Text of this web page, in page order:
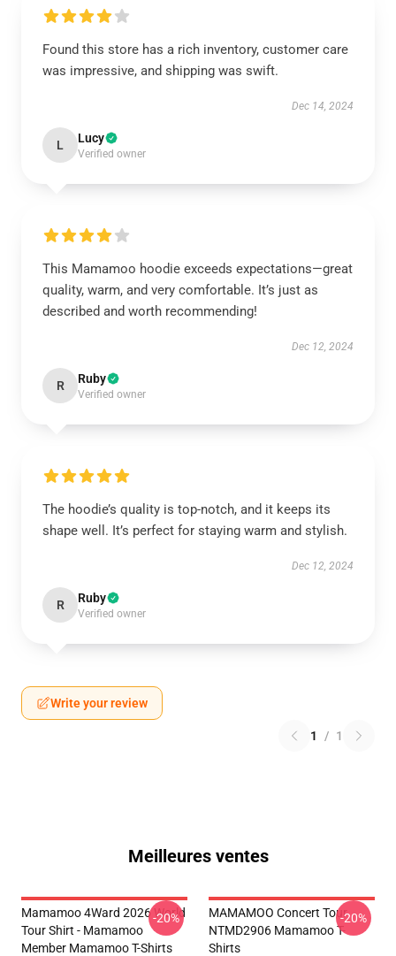
Found this store has a rich inventory, customer care
was impressive, and shipping was swift.
Dec 14, 2024
L Lucy
Verified owner
This Mamamoo hoodie exceeds expectations—great
quality, warm, and very comfortable. It’s just as
described and worth recommending!
Dec 12, 2024
R Ruby
Verified owner
The hoodie’s quality is top-notch, and it keeps its
shape well. It’s perfect for staying warm and stylish.
Dec 12, 2024
R Ruby
Verified owner
Write your review
1 / 1
Meilleures ventes
Mamamoo 4Ward 2026 World
Tour Shirt - Mamamoo
Member Mamamoo T-Shirts
-20%
MAMAMOO Concert Tour
NTMD2906 Mamamoo T-
Shirts
-20%